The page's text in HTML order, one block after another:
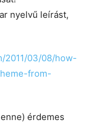
nyelvű leírást,
2011/03/08/how-
from-
érdemes